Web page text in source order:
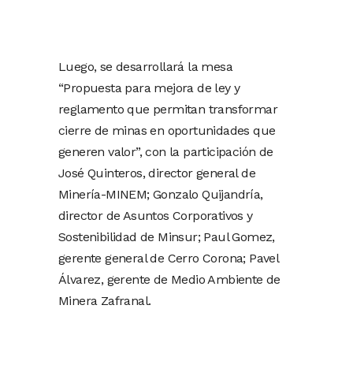
Luego, se desarrollará la mesa
“Propuesta para mejora de ley y
reglamento que permitan transformar
cierre de minas en oportunidades que
generen valor”, con la participación de
José Quinteros, director general de
Minería-MINEM; Gonzalo Quijandría,
director de Asuntos Corporativos y
Sostenibilidad de Minsur; Paul Gomez,
gerente general de Cerro Corona; Pavel
Álvarez, gerente de Medio Ambiente de
Minera Zafranal.